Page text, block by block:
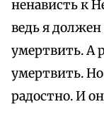
ненависть к
ведь я должен
умертвить. А
умертвить.
радостно. И